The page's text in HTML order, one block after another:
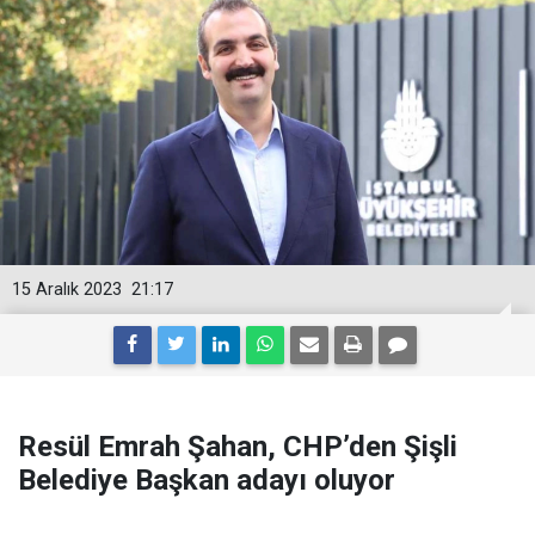
21:17
15 Aralık 2023
Resül Emrah Şahan, CHP’den Şişli
Belediye Başkan adayı oluyor